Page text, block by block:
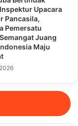
Upacara
Pancasila,
Pemersatu
Juang
Maju